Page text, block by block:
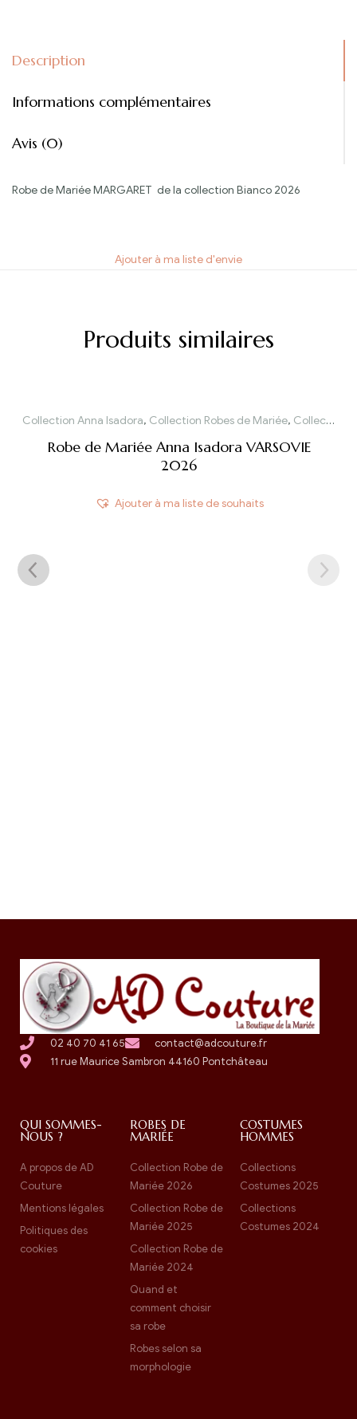
Description
Informations complémentaires
Avis (0)
Robe de Mariée MARGARET de la collection Bianco 2026
Ajouter à ma liste d'envie
Produits similaires
Collection Anna Isadora, Collection Robes de Mariée, Collection Robes de Mariée 2026
Robe de Mariée Anna Isadora VARSOVIE
2026
Ajouter à ma liste de souhaits
02 40 70 41 65
contact@adcouture.fr
11 rue Maurice Sambron 44160 Pontchâteau
QUI SOMMES-
NOUS ?
A propos de AD
Couture
Mentions légales
Politiques des
cookies
ROBES DE
MARIÉE
Collection Robe de
Mariée 2026
Collection Robe de
Mariée 2025
Collection Robe de
Mariée 2024
Quand et
comment choisir
sa robe
Robes selon sa
morphologie
COSTUMES
HOMMES
Collections
Costumes 2025
Collections
Costumes 2024